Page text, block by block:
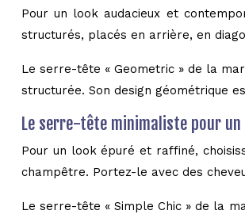
Pour un look audacieux et
structurés, placés en arrière, en
Le serre-tête « Geometric » de la
structurée. Son design géométrique
Le serre-tête minimaliste pour
Pour un look épuré et raffiné,
champêtre. Portez-le avec des
Le serre-tête « Simple Chic » de la